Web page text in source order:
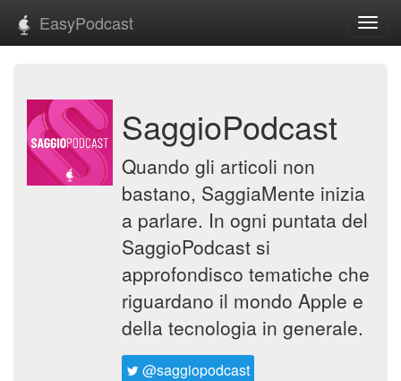
EasyPodcast
SaggioPodcast
Quando gli articoli non
bastano, SaggiaMente inizia
a parlare. In ogni puntata del
SaggioPodcast si
approfondisco tematiche che
riguardano il mondo Apple e
della tecnologia in generale.
@saggiopodcast